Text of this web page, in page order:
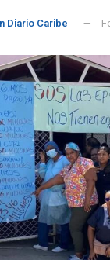
Diario Caribe